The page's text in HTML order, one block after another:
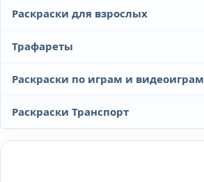
Раскраски для взрослых
Трафареты
Раскраски по играм и видеоиграм
Раскраски Транспорт